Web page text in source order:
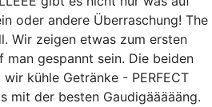
oder andere Überraschung! The
Wir zeigen etwas zum ersten
man gespannt sein. Die beiden
kühle Getränke - PERFECT
mit der besten Gaudigäääääng.